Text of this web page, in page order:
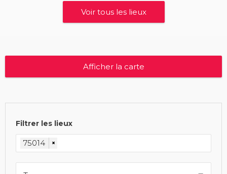
Voir tous les lieux
Afficher la carte
Filtrer les lieux
75014 ×